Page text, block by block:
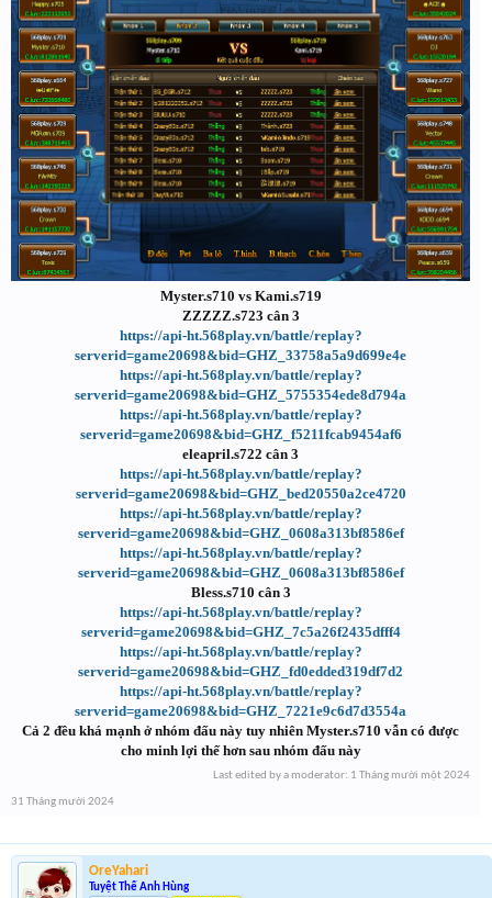
Myster.s710 vs Kami.s719
ZZZZZ.s723 cân 3
https://api-ht.568play.vn/battle/replay?
serverid=game20698&bid=GHZ_33758a5a9d699e4e
https://api-ht.568play.vn/battle/replay?
serverid=game20698&bid=GHZ_5755354ede8d794a
https://api-ht.568play.vn/battle/replay?
serverid=game20698&bid=GHZ_f5211fcab9454af6
eleapril.s722 cân 3
https://api-ht.568play.vn/battle/replay?
serverid=game20698&bid=GHZ_bed20550a2ce4720
https://api-ht.568play.vn/battle/replay?
serverid=game20698&bid=GHZ_0608a313bf8586ef
https://api-ht.568play.vn/battle/replay?
serverid=game20698&bid=GHZ_0608a313bf8586ef
Bless.s710 cân 3
https://api-ht.568play.vn/battle/replay?
serverid=game20698&bid=GHZ_7c5a26f2435dfff4
https://api-ht.568play.vn/battle/replay?
serverid=game20698&bid=GHZ_fd0edded319df7d2
https://api-ht.568play.vn/battle/replay?
serverid=game20698&bid=GHZ_7221e9c6d7d3554a
Cả 2 đều khá mạnh ở nhóm đấu này tuy nhiên Myster.s710 vẫn có được
cho minh lợi thế hơn sau nhóm đấu này
Last edited by a moderator: 1 Tháng mười một 2024
31 Tháng mười 2024
OreYahari
Tuyệt Thế Anh Hùng